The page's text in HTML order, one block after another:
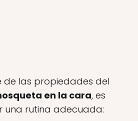
de las propiedades del
en la cara, es
una rutina adecuada: